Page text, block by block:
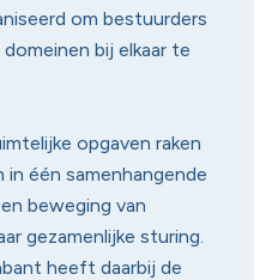
om bestuurders
bij elkaar te
opgaven raken
één samenhangende
beweging van
gezamenlijke sturing.
heeft daarbij de